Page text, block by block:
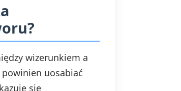
wizerunkiem a
uosabiać
się